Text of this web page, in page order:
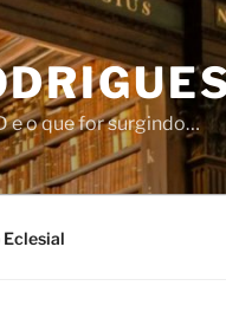
e o que for surgindo…
Eclesial